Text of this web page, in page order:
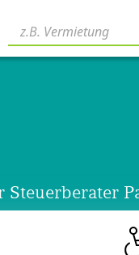
Steuerberater